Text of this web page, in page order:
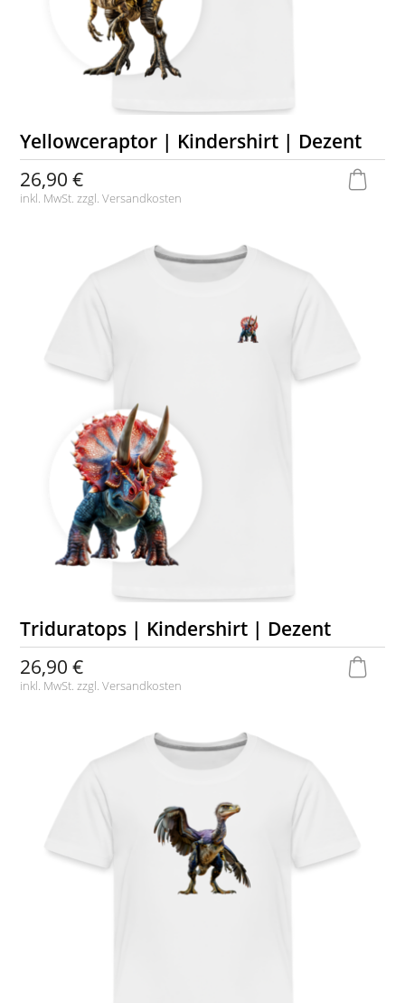
Yellowceraptor | Kindershirt | Dezent
26,90 €
inkl. MwSt. zzgl.Versandkosten
Triduratops | Kindershirt | Dezent
26,90 €
inkl. MwSt. zzgl.Versandkosten